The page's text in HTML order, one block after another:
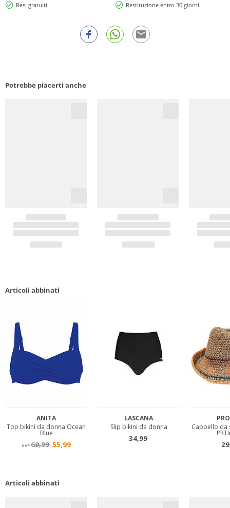
Resi gratuiti Restituzione entro 30 giorni
Potrebbe piacerti anche
Articoli abbinati
Articoli abbinati